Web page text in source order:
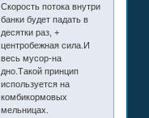
Скорость потока внутри
банки будет падать в
десятки раз, +
центробежная сила.И
весь мусор-на
дно.Такой принцип
используется на
комбикормовых
мельницах.